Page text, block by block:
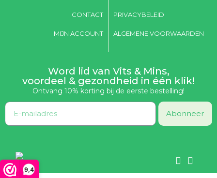
9,4
CONTACT
MIJN ACCOUNT
PRIVACYBELEID
ALGEMENE VOORWAARDEN
Word lid van Vits & Mins,
voordeel & gezondheid in één klik!
Ontvang 10% korting bij de eerste bestelling!
Abonneer